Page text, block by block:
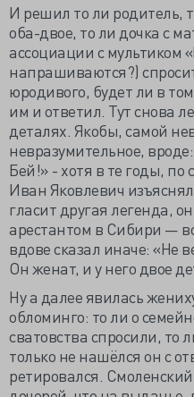
И решил то ли родитель,
оба-двое, то ли дочка с
ассоциации с мультиком
напрашиваются?)
юродивого, будет ли в
им и ответил. Тут снова
деталях. Якобы, самой
невразумительное,
Бей!» - хотя в те годы, по
Иван Яковлевич
гласит другая легенда,
арестантом в Сибири —
вдове сказал иначе: «Не
Он женат, и у него двое
Ну а далее явилась
обломинго: то ли о
сватовства спросили, то
только не нашёлся он с
ретировался.